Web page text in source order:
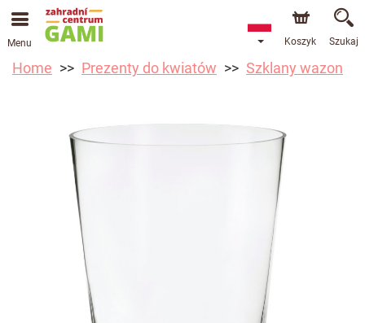
Menu Koszyk Szukaj
Home Prezenty do kwiatów Szklany wazon